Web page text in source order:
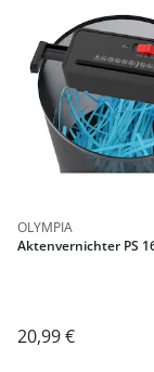
OLYMPIA
Aktenvernichter PS
20,99 €